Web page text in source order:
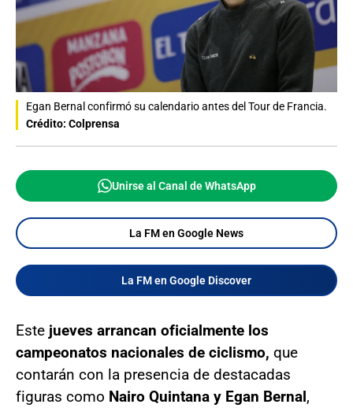
Egan Bernal confirmó su calendario antes del Tour de Francia.
Crédito: Colprensa
Unirse al Canal de WhatsApp
La FM en Google News
La FM en Google Discover
Este jueves arrancan oficialmente los
campeonatos nacionales de ciclismo, que
contarán con la presencia de destacadas
figuras como Nairo Quintana y Egan Bernal,